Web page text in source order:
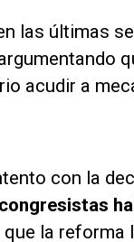
las últimas
acudir a
con la
la reforma